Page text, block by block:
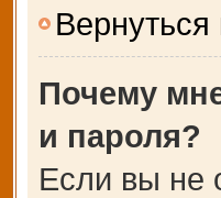
Вернуться
Почему
и пароля?
Если вы не